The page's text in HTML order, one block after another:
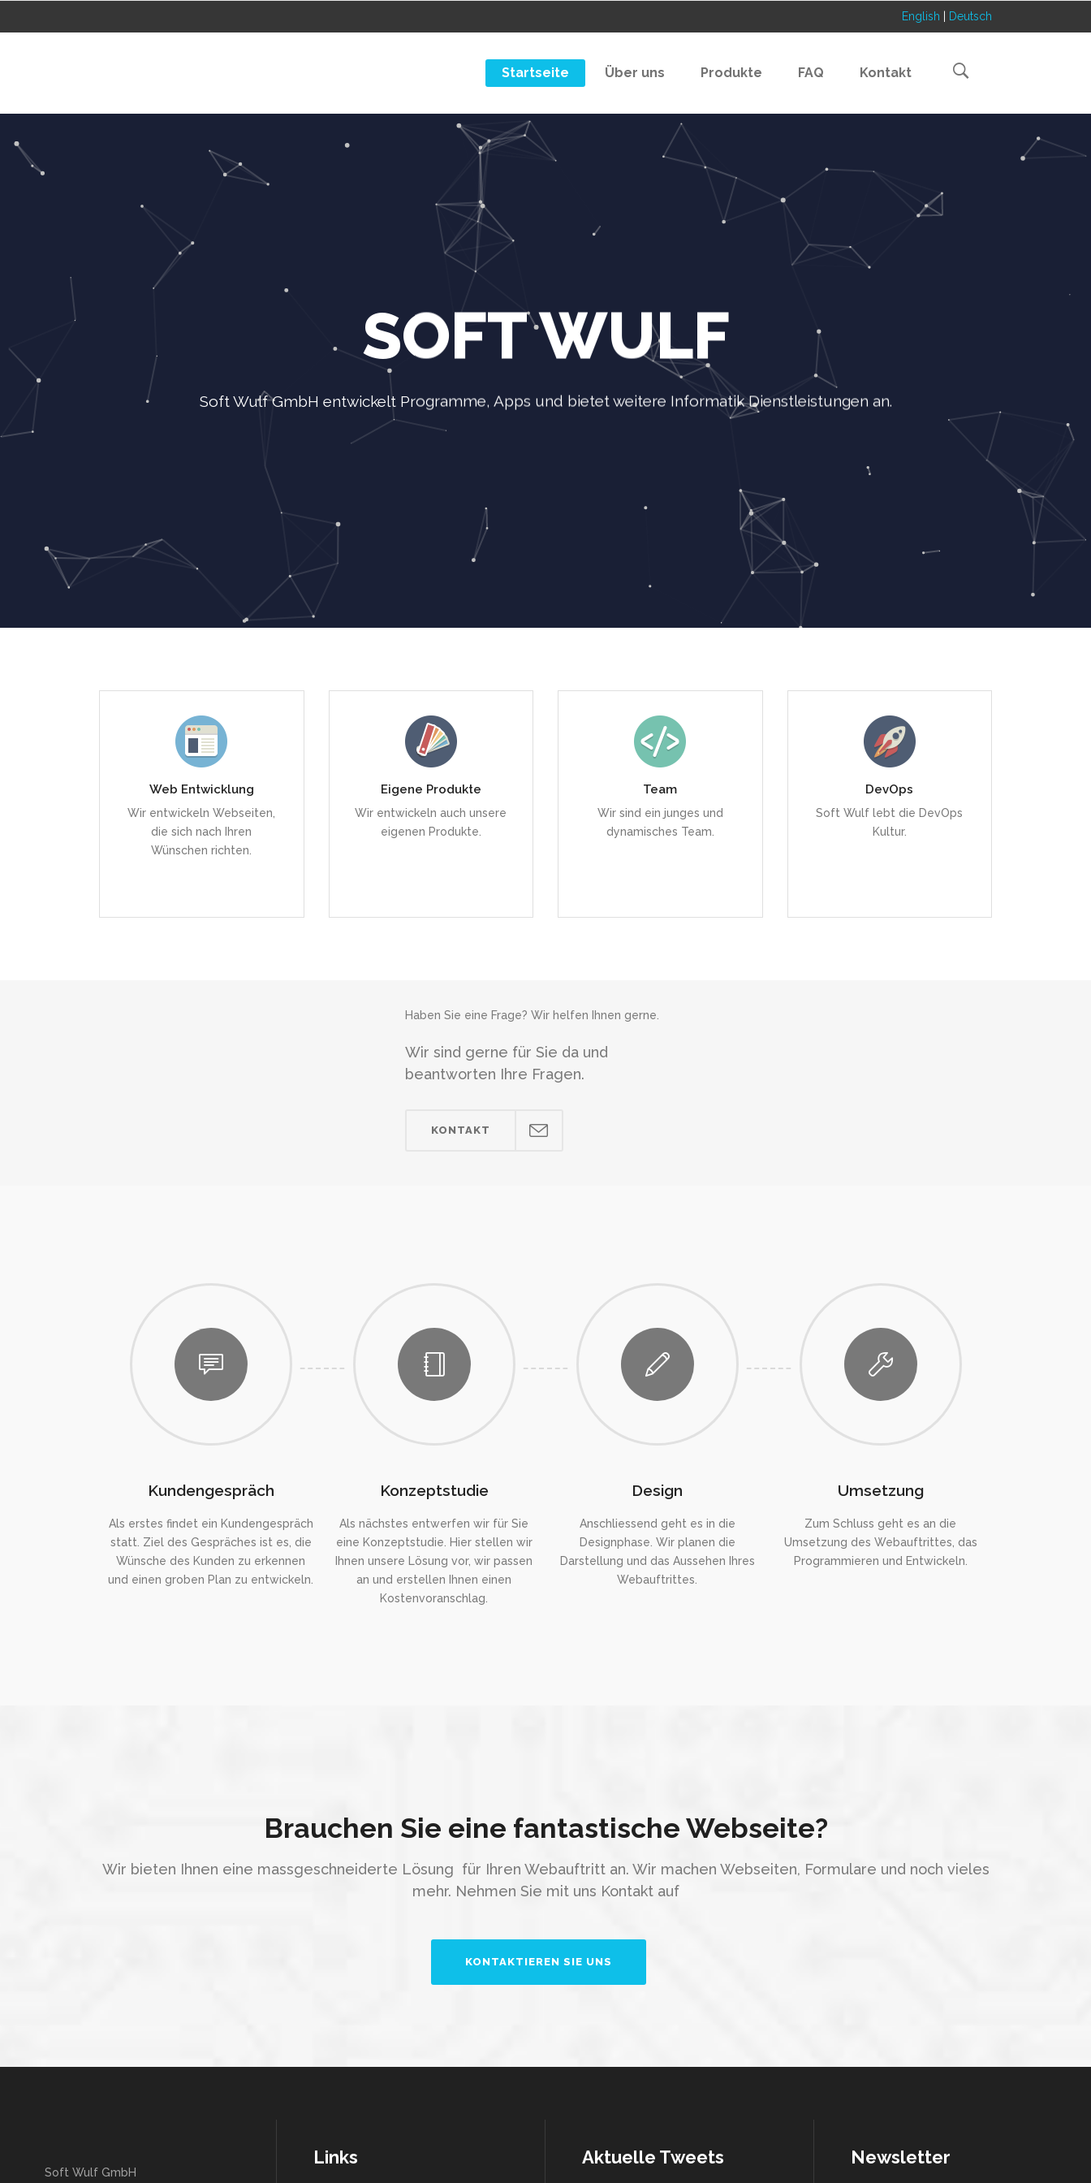
English Deutsch
Startseite Über uns Produkte FAQ Kontakt
SOFT WULF
Soft Wulf GmbH entwickelt Programme, Apps und bietet weitere Informatik Dienstleistungen an.
Web Entwicklung
Wir entwickeln Webseiten,
die sich nach Ihren
Wünschen richten.
Alles massgeschneidert für
Eigene Produkte
Wir entwickeln auch unsere
eigenen Produkte.
Uns ist es wichtig, auch
eigene Produkte zu
entwickeln.
Team
Wir sind ein junges und
dynamisches Team.
Wir sind hochgradig
MEHR
DevOps
Soft Wulf lebt die DevOps
Kultur.
Das ermöglicht uns eine
Haben Sie eine Frage? Wir helfen Ihnen gerne.
Wir sind gerne für Sie da und
beantworten Ihre Fragen.
KONTAKT
Kundengespräch
Als erstes findet ein Kundengespräch
statt. Ziel des Gespräches ist es, die
Wünsche des Kunden zu erkennen
und einen groben Plan zu entwickeln.
Konzeptstudie
Als nächstes entwerfen wir für Sie
eine Konzeptstudie. Hier stellen wir
Ihnen unsere Lösung vor, wir passen
an und erstellen Ihnen einen
Kostenvoranschlag.
Design
Anschliessend geht es in die
Designphase. Wir planen die
Darstellung und das Aussehen Ihres
Webauftrittes.
Umsetzung
Zum Schluss geht es an die
Umsetzung des Webauftrittes, das
Programmieren und Entwickeln.
Brauchen Sie eine fantastische Webseite?
Wir bieten Ihnen eine massgeschneiderte Lösung für Ihren Webauftritt an. Wir machen Webseiten, Formulare und noch vieles
mehr. Nehmen Sie mit uns Kontakt auf
KONTAKTIEREN SIE UNS
Soft Wulf GmbH
Links Aktuelle Tweets Newsletter